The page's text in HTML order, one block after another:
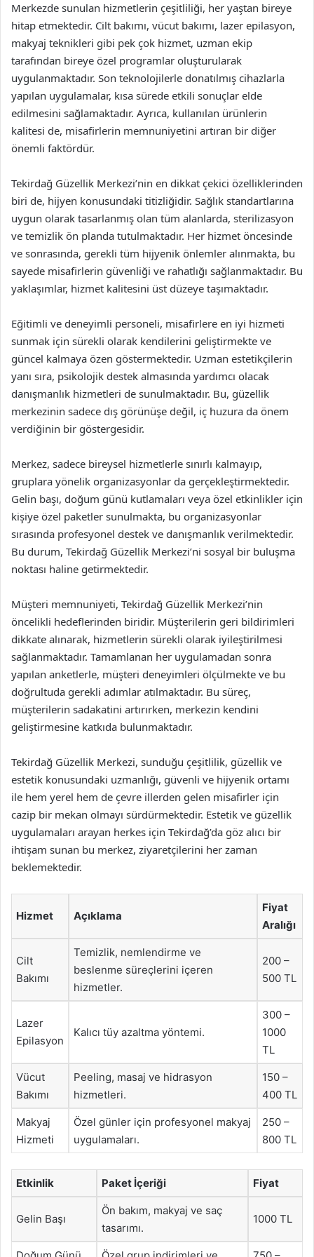
Merkezde sunulan hizmetlerin çeşitliliği, her yaştan bireye
hitap etmektedir. Cilt bakımı, vücut bakımı, lazer epilasyon,
makyaj teknikleri gibi pek çok hizmet, uzman ekip
tarafından bireye özel programlar oluşturularak
uygulanmaktadır. Son teknolojilerle donatılmış cihazlarla
yapılan uygulamalar, kısa sürede etkili sonuçlar elde
edilmesini sağlamaktadır. Ayrıca, kullanılan ürünlerin
kalitesi de, misafirlerin memnuniyetini artıran bir diğer
önemli faktördür.
Tekirdağ Güzellik Merkezi’nin en dikkat çekici özelliklerinden
biri de, hijyen konusundaki titizliğidir. Sağlık standartlarına
uygun olarak tasarlanmış olan tüm alanlarda, sterilizasyon
ve temizlik ön planda tutulmaktadır. Her hizmet öncesinde
ve sonrasında, gerekli tüm hijyenik önlemler alınmakta, bu
sayede misafirlerin güvenliği ve rahatlığı sağlanmaktadır. Bu
yaklaşımlar, hizmet kalitesini üst düzeye taşımaktadır.
Eğitimli ve deneyimli personeli, misafirlere en iyi hizmeti
sunmak için sürekli olarak kendilerini geliştirmekte ve
güncel kalmaya özen göstermektedir. Uzman estetikçilerin
yanı sıra, psikolojik destek almasında yardımcı olacak
danışmanlık hizmetleri de sunulmaktadır. Bu, güzellik
merkezinin sadece dış görünüşe değil, iç huzura da önem
verdiğinin bir göstergesidir.
Merkez, sadece bireysel hizmetlerle sınırlı kalmayıp,
gruplara yönelik organizasyonlar da gerçekleştirmektedir.
Gelin başı, doğum günü kutlamaları veya özel etkinlikler için
kişiye özel paketler sunulmakta, bu organizasyonlar
sırasında profesyonel destek ve danışmanlık verilmektedir.
Bu durum, Tekirdağ Güzellik Merkezi’ni sosyal bir buluşma
noktası haline getirmektedir.
Müşteri memnuniyeti, Tekirdağ Güzellik Merkezi’nin
öncelikli hedeflerinden biridir. Müşterilerin geri bildirimleri
dikkate alınarak, hizmetlerin sürekli olarak iyileştirilmesi
sağlanmaktadır. Tamamlanan her uygulamadan sonra
yapılan anketlerle, müşteri deneyimleri ölçülmekte ve bu
doğrultuda gerekli adımlar atılmaktadır. Bu süreç,
müşterilerin sadakatini artırırken, merkezin kendini
geliştirmesine katkıda bulunmaktadır.
Tekirdağ Güzellik Merkezi, sunduğu çeşitlilik, güzellik ve
estetik konusundaki uzmanlığı, güvenli ve hijyenik ortamı
ile hem yerel hem de çevre illerden gelen misafirler için
cazip bir mekan olmayı sürdürmektedir. Estetik ve güzellik
uygulamaları arayan herkes için Tekirdağ’da göz alıcı bir
ihtişam sunan bu merkez, ziyaretçilerini her zaman
beklemektedir.
Hizmet Açıklama
Fiyat
Aralığı
Cilt
Bakımı
Temizlik, nemlendirme ve
beslenme süreçlerini içeren
hizmetler.
200 –
500 TL
Lazer
Epilasyon
Kalıcı tüy azaltma yöntemi.
300 –
1000
TL
Vücut
Bakımı
Peeling, masaj ve hidrasyon
hizmetleri.
150 –
400 TL
Makyaj
Hizmeti
Özel günler için profesyonel makyaj
uygulamaları.
250 –
800 TL
Etkinlik Paket İçeriği Fiyat
Gelin Başı
Ön bakım, makyaj ve saç
tasarımı.
1000 TL